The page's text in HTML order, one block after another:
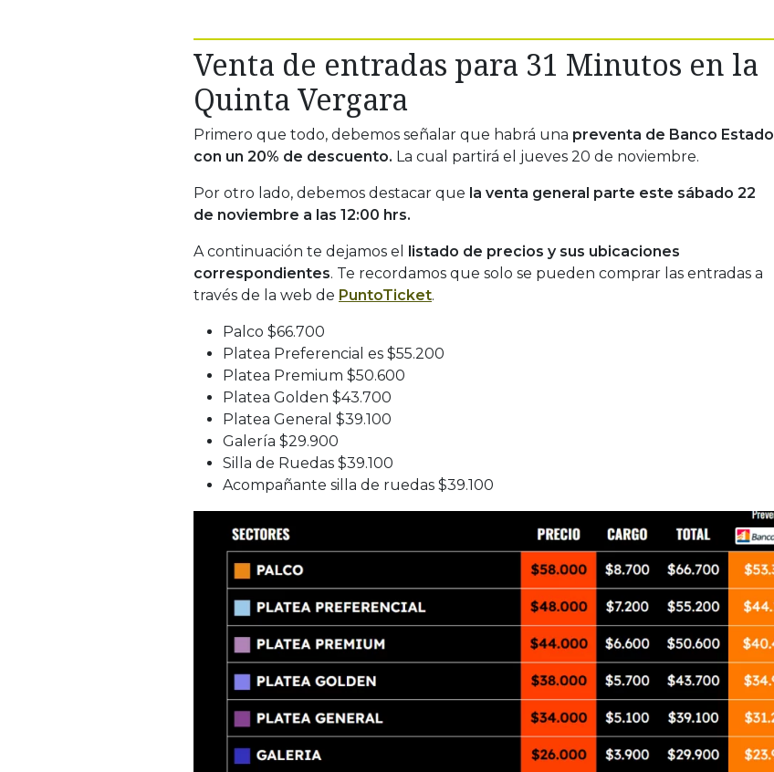
Venta de entradas para 31 Minutos en la
Quinta Vergara
Primero que todo, debemos señalar que habrá una preventa de Banco Estado
con un 20% de descuento. La cual partirá el jueves 20 de noviembre.
Por otro lado, debemos destacar que la venta general parte este sábado 22
de noviembre a las 12:00 hrs.
A continuación te dejamos el listado de precios y sus ubicaciones
correspondientes. Te recordamos que solo se pueden comprar las entradas a
través de la web de PuntoTicket.
Palco $66.700
Platea Preferencial es $55.200
Platea Premium $50.600
Platea Golden $43.700
Platea General $39.100
Galería $29.900
Silla de Ruedas $39.100
Acompañante silla de ruedas $39.100